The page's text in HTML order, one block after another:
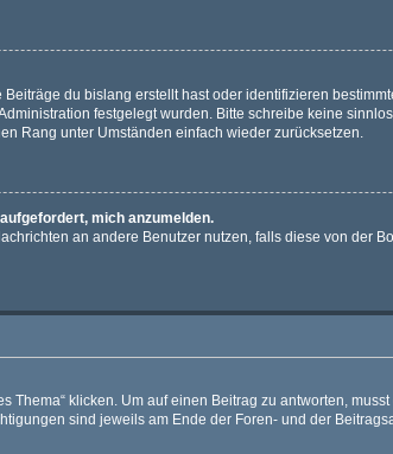
du bislang erstellt hast oder identifizieren
festgelegt wurden. Bitte schreibe keine
Rang unter Umständen einfach wieder zurücksetzen.
mich anzumelden.
an andere Benutzer nutzen, falls diese von der
Thema“ klicken. Um auf einen Beitrag zu antworten,
sind jeweils am Ende der Foren- und der